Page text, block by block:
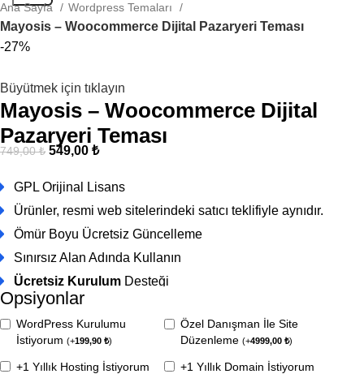
Ana Sayfa Wordpress Temaları
Mayosis – Woocommerce Dijital Pazaryeri Teması
-27%
Büyütmek için tıklayın
Mayosis – Woocommerce Dijital
Pazaryeri Teması
749,00₺ 549,00₺
GPL Orijinal Lisans
Ürünler, resmi web sitelerindeki satıcı teklifiyle aynıdır.
Ömür Boyu Ücretsiz Güncelleme
Sınırsız Alan Adında Kullanın
Ücretsiz Kurulum Desteği
Opsiyonlar
WordPress Kurulumu
İstiyorum(+199,90₺)
Özel Danışman İle Site
Düzenleme(+4999,00₺)
+1 Yıllık Hosting İstiyorum +1 Yıllık Domain İstiyorum